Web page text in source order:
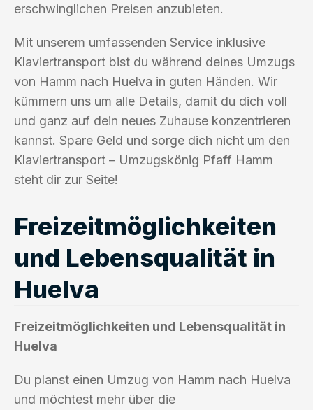
erschwinglichen Preisen anzubieten.
Mit unserem umfassenden Service inklusive
Klaviertransport bist du während deines Umzugs
von Hamm nach Huelva in guten Händen. Wir
kümmern uns um alle Details, damit du dich voll
und ganz auf dein neues Zuhause konzentrieren
kannst. Spare Geld und sorge dich nicht um den
Klaviertransport – Umzugskönig Pfaff Hamm
steht dir zur Seite!
Freizeitmöglichkeiten
und Lebensqualität in
Huelva
Freizeitmöglichkeiten und Lebensqualität in
Huelva
Du planst einen Umzug von Hamm nach Huelva
und möchtest mehr über die